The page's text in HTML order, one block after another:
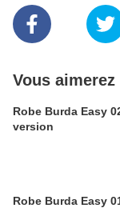
Vous aimerez
Robe Burda Easy
version
Robe Burda Easy